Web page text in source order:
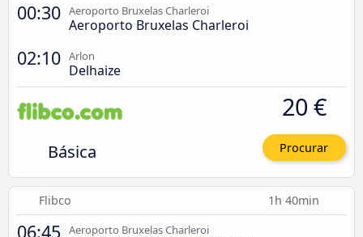
00:30 Aeroporto Bruxelas Charleroi
Aeroporto Bruxelas Charleroi
02:10 Arlon
Delhaize
Básica
20 €
Procurar
Flibco 1h 40min
06:45 Aeroporto Bruxelas Charleroi